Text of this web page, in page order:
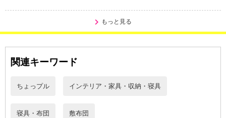
もっと見る
関連キーワード
ちょっプル インテリア・家具・収納・寝具
寝具・布団 敷布団